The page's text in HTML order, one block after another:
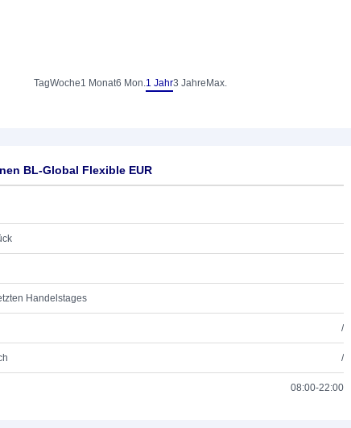
TagWoche1 Monat6 Mon.1 Jahr3 Jahre Max.
BL-Global Flexible EUR
Handelstages
/
/
08:00-22:00